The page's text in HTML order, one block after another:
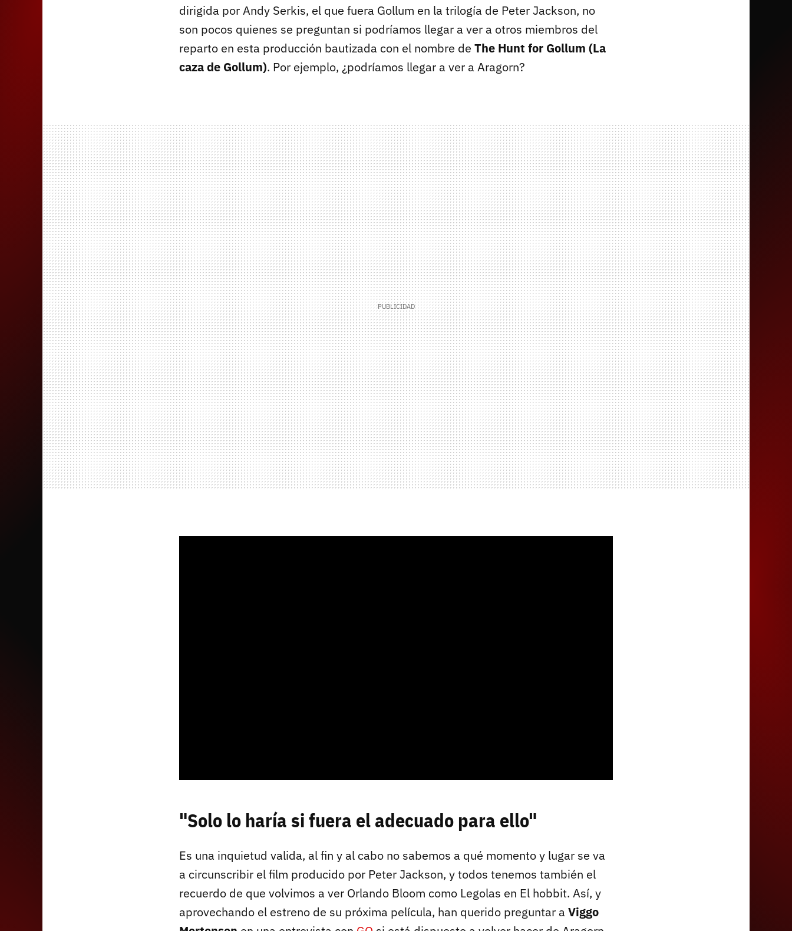
dirigida por Andy Serkis, el que fuera Gollum en la trilogía de Peter Jackson, no
son pocos quienes se preguntan si podríamos llegar a ver a otros miembros del
reparto en esta producción bautizada con el nombre de The Hunt for Gollum (La
caza de Gollum). Por ejemplo, ¿podríamos llegar a ver a Aragorn?
"Solo lo haría si fuera el adecuado para ello"
Es una inquietud valida, al fin y al cabo no sabemos a qué momento y lugar se va
a circunscribir el film producido por Peter Jackson, y todos tenemos también el
recuerdo de que volvimos a ver Orlando Bloom como Legolas en El hobbit. Así, y
aprovechando el estreno de su próxima película, han querido preguntar a Viggo